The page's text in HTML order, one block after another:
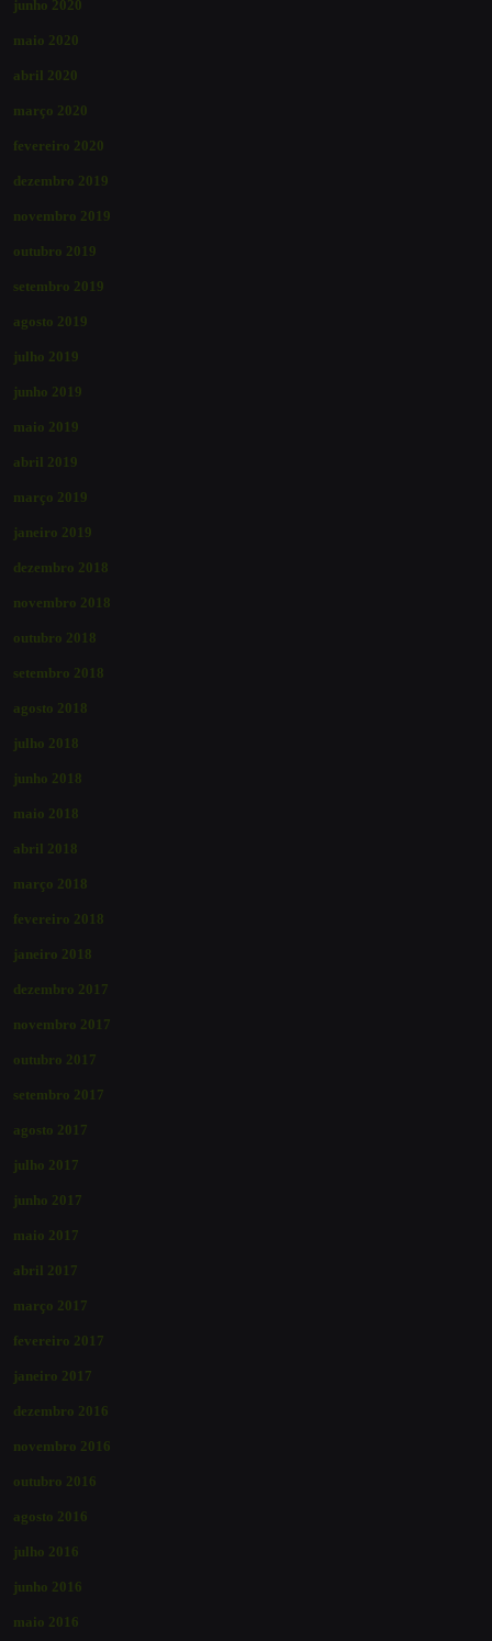
junho 2020
maio 2020
abril 2020
março 2020
fevereiro 2020
dezembro 2019
novembro 2019
outubro 2019
setembro 2019
agosto 2019
julho 2019
junho 2019
maio 2019
abril 2019
março 2019
janeiro 2019
dezembro 2018
novembro 2018
outubro 2018
setembro 2018
agosto 2018
julho 2018
junho 2018
maio 2018
abril 2018
março 2018
fevereiro 2018
janeiro 2018
dezembro 2017
novembro 2017
outubro 2017
setembro 2017
agosto 2017
julho 2017
junho 2017
maio 2017
abril 2017
março 2017
fevereiro 2017
janeiro 2017
dezembro 2016
novembro 2016
outubro 2016
agosto 2016
julho 2016
junho 2016
maio 2016